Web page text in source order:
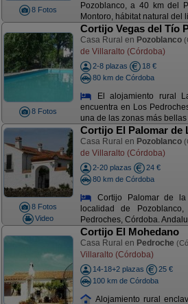
8 Fotos
Pozoblanco, a 40 km del
Montoro, hábitat natural del
8 Fotos
Cortijo Vegas del Tío
Casa Rural en Pozoblanco
de Villaralto (Córdoba)
2-8 plazas
18 €
80 km de Córdoba
El alojamiento rural
encuentra en Los
una de las zonas más bellas
8 Fotos
Video
Cortijo El Palomar de
Casa Rural en Pozoblanco
de Villaralto (Córdoba)
2-20 plazas
24 €
80 km de Córdoba
Cortijo Palomar de
localidad de
Pedroches, Córdoba.
Cortijo El Mohedano
Casa Rural en Pedroche
Villaralto (Córdoba)
14-18+2 plazas
25 €
100 km de Córdoba
Alojamiento rural